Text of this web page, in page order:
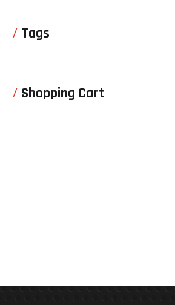
Tags
Shopping Cart